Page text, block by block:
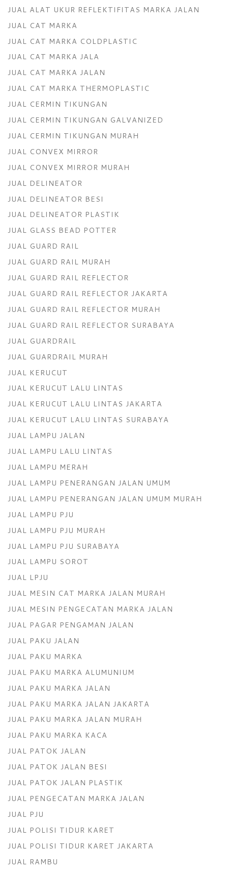
JUAL ALAT UKUR REFLEKTIFITAS MARKA JALAN
JUAL CAT MARKA
JUAL CAT MARKA COLDPLASTIC
JUAL CAT MARKA JALA
JUAL CAT MARKA JALAN
JUAL CAT MARKA THERMOPLASTIC
JUAL CERMIN TIKUNGAN
JUAL CERMIN TIKUNGAN GALVANIZED
JUAL CERMIN TIKUNGAN MURAH
JUAL CONVEX MIRROR
JUAL CONVEX MIRROR MURAH
JUAL DELINEATOR
JUAL DELINEATOR BESI
JUAL DELINEATOR PLASTIK
JUAL GLASS BEAD POTTER
JUAL GUARD RAIL
JUAL GUARD RAIL MURAH
JUAL GUARD RAIL REFLECTOR
JUAL GUARD RAIL REFLECTOR JAKARTA
JUAL GUARD RAIL REFLECTOR MURAH
JUAL GUARD RAIL REFLECTOR SURABAYA
JUAL GUARDRAIL
JUAL GUARDRAIL MURAH
JUAL KERUCUT
JUAL KERUCUT LALU LINTAS
JUAL KERUCUT LALU LINTAS JAKARTA
JUAL KERUCUT LALU LINTAS SURABAYA
JUAL LAMPU JALAN
JUAL LAMPU LALU LINTAS
JUAL LAMPU MERAH
JUAL LAMPU PENERANGAN JALAN UMUM
JUAL LAMPU PENERANGAN JALAN UMUM MURAH
JUAL LAMPU PJU
JUAL LAMPU PJU MURAH
JUAL LAMPU PJU SURABAYA
JUAL LAMPU SOROT
JUAL LPJU
JUAL MESIN CAT MARKA JALAN MURAH
JUAL MESIN PENGECATAN MARKA JALAN
JUAL PAGAR PENGAMAN JALAN
JUAL PAKU JALAN
JUAL PAKU MARKA
JUAL PAKU MARKA ALUMUNIUM
JUAL PAKU MARKA JALAN
JUAL PAKU MARKA JALAN JAKARTA
JUAL PAKU MARKA JALAN MURAH
JUAL PAKU MARKA KACA
JUAL PATOK JALAN
JUAL PATOK JALAN BESI
JUAL PATOK JALAN PLASTIK
JUAL PENGECATAN MARKA JALAN
JUAL PJU
JUAL POLISI TIDUR KARET
JUAL POLISI TIDUR KARET JAKARTA
JUAL RAMBU